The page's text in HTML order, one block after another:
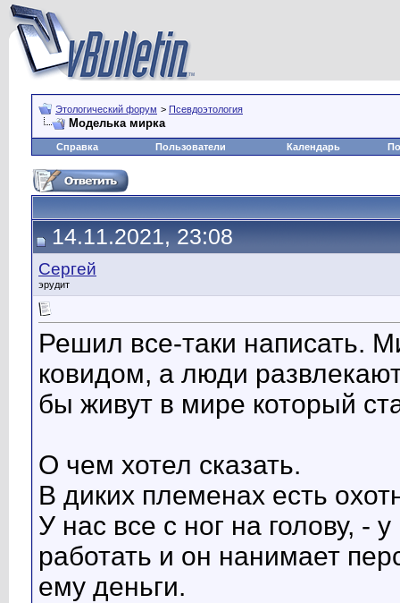
Этологический форум > Псевдоэтология
Моделька мирка
Справка Пользователи Календарь
14.11.2021, 23:08
Сергей
эрудит
Решил все-таки написать.
ковидом, а люди
бы живут в мире который
О чем хотел сказать.
В диких племенах есть
У нас все с ног на голову, -
работать и он нанимает
ему деньги.